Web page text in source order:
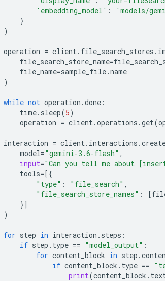
'embedding_model' :
'models/
}
)
operation = client. file_search_stores .
file_search_store_name=
file_name=sample_file.name
)
while not operation .done :
time. sleep(5)
operation = client.operations .get(
interaction = client. interactions .
model="gemini-3.6-flash" ,
input="Can you tell me about
tools=[{
"type" : "file_search" ,
"file_search_store_names" : [
}]
)
for step in interaction . steps :
if step . type == "model_output" :
for content_block in step .
if content_block . type ==
print(content_block .